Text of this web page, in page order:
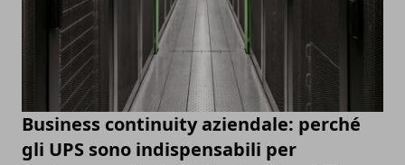
Business continuity aziendale: perché
gli UPS sono indispensabili per